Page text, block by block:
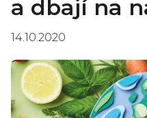
a dbají na
14.10.2020